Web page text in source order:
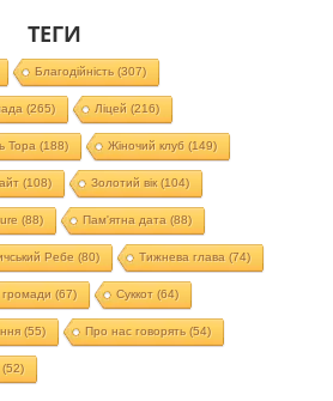
ТЕГИ
Благодійність(307)
(265) Ліцей (216)
Тора (188) Жіночий клуб (149)
(108) Золотий вік(104)
(88) Пам'ятна дата (88)
Ребе (80) Тижнева глава (74)
громади (67) Суккот (64)
(55) Про нас говорять(54)
(52)